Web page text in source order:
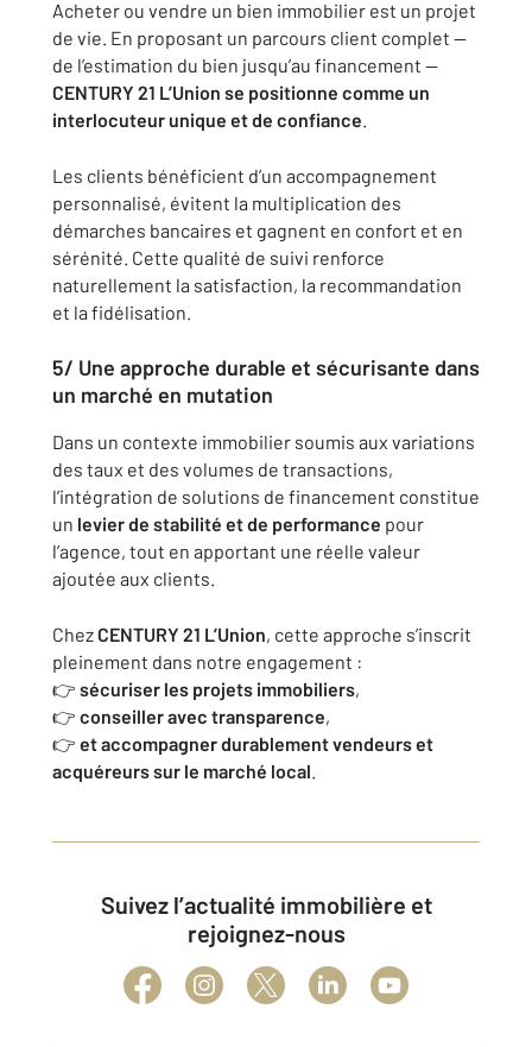
Acheter ou vendre un bien immobilier est un projet
de vie. En proposant un parcours client complet —
de l’estimation du bien jusqu’au financement —
CENTURY 21 L’Union se positionne comme un
interlocuteur unique et de confiance.
Les clients bénéficient d’un accompagnement
personnalisé, évitent la multiplication des
démarches bancaires et gagnent en confort et en
sérénité. Cette qualité de suivi renforce
naturellement la satisfaction, la recommandation
et la fidélisation.
5/ Une approche durable et sécurisante dans
un marché en mutation
Dans un contexte immobilier soumis aux variations
des taux et des volumes de transactions,
l’intégration de solutions de financement constitue
un levier de stabilité et de performance pour
l’agence, tout en apportant une réelle valeur
ajoutée aux clients.
ChezCENTURY 21 L’Union, cette approche s’inscrit
pleinement dans notre engagement :
👉 sécuriser les projets immobiliers,
👉 conseiller avec transparence,
👉 et accompagner durablement vendeurs et
acquéreurs sur le marché local.
Suivez l’actualité immobilière et
rejoignez-nous